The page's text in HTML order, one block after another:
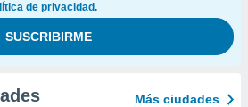
de privacidad.
Más ciudades